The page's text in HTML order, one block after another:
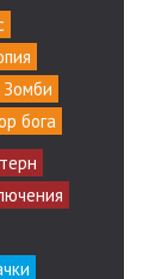
Зомби
бога